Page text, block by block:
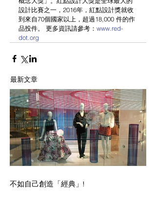
設計比賽之一，2016年，紅點設計獎就收
到來自70個國家以上，超過18,000 件的作
品投件。 更多資訊請參考： www.red-
dot.org
最新文章
不如自己創造「經典」!